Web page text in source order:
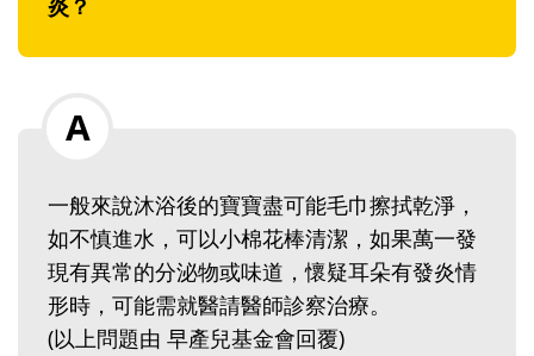
炎？
一般來說沐浴後的寶寶盡可能毛巾擦拭乾淨，
如不慎進水，可以小棉花棒清潔，如果萬一發
現有異常的分泌物或味道，懷疑耳朵有發炎情
形時，可能需就醫請醫師診察治療。
(以上問題由 早產兒基金會回覆)